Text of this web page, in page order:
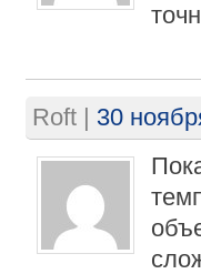
Roft | 30